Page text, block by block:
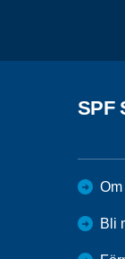
SPF
Bli